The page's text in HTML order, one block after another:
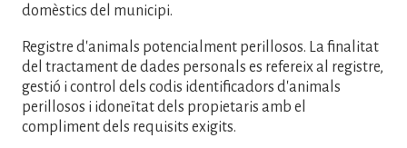
domèstics del municipi.
Registre d'animals potencialment perillosos. La finalitat
del tractament de dades personals es refereix al registre,
gestió i control dels codis identificadors d'animals
perillosos i idoneïtat dels propietaris amb el
compliment dels requisits exigits.